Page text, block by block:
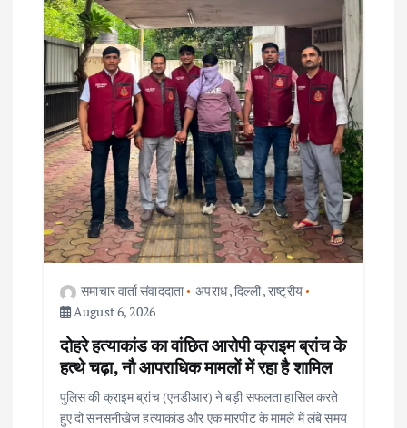
समाचार वार्ता संवाददाता अपराध,दिल्ली,राष्ट्रीय
August 6, 2026
दोहरे हत्याकांड का वांछित आरोपी क्राइम ब्रांच के
हत्थे चढ़ा, नौ आपराधिक मामलों में रहा है शामिल
पुलिस की क्राइम ब्रांच (एनडीआर) ने बड़ी सफलता हासिल करते
हुए दो सनसनीखेज हत्याकांड और एक मारपीट के मामले में लंबे समय